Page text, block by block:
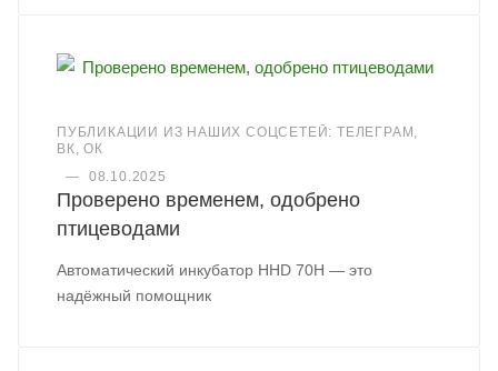
ПУБЛИКАЦИИ ИЗ НАШИХ СОЦСЕТЕЙ: ТЕЛЕГРАМ,
ВК, ОК
—
08.10.2025
Проверено временем, одобрено
птицеводами
Автоматический инкубатор HHD 70H — это
надёжный помощник